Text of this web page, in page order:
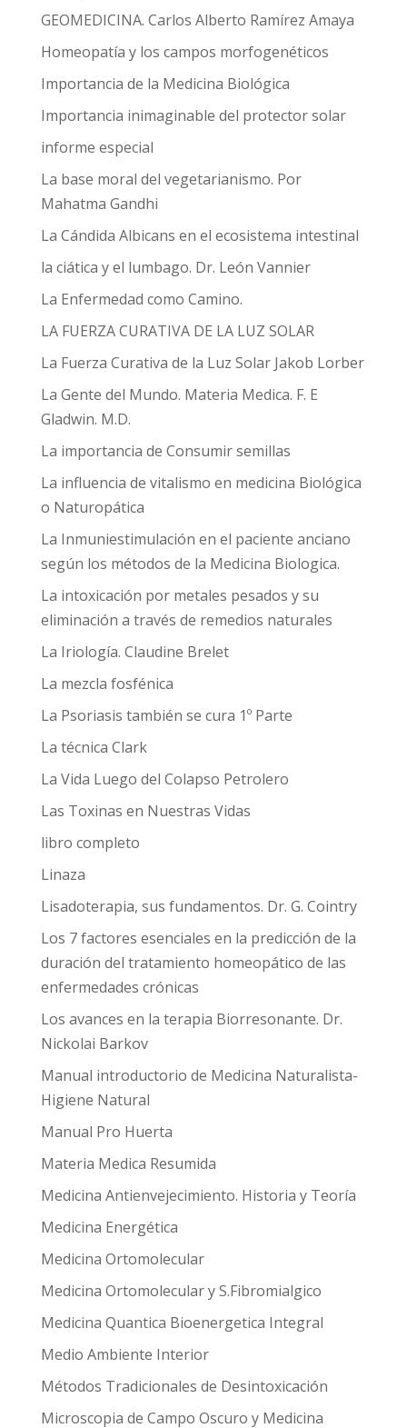
GEOMEDICINA. Carlos Alberto Ramírez Amaya
Homeopatía y los campos morfogenéticos
Importancia de la Medicina Biológica
Importancia inimaginable del protector solar
informe especial
La base moral del vegetarianismo. Por
Mahatma Gandhi
La Cándida Albicans en el ecosistema intestinal
la ciática y el lumbago. Dr. León Vannier
La Enfermedad como Camino.
LA FUERZA CURATIVA DE LA LUZ SOLAR
La Fuerza Curativa de la Luz Solar Jakob Lorber
La Gente del Mundo. Materia Medica. F. E
Gladwin. M.D.
La importancia de Consumir semillas
La influencia de vitalismo en medicina Biológica
o Naturopática
La Inmuniestimulación en el paciente anciano
según los métodos de la Medicina Biologica.
La intoxicación por metales pesados y su
eliminación a través de remedios naturales
La Iriología. Claudine Brelet
La mezcla fosfénica
La Psoriasis también se cura 1º Parte
La técnica Clark
La Vida Luego del Colapso Petrolero
Las Toxinas en Nuestras Vidas
libro completo
Linaza
Lisadoterapia, sus fundamentos. Dr. G. Cointry
Los 7 factores esenciales en la predicción de la
duración del tratamiento homeopático de las
enfermedades crónicas
Los avances en la terapia Biorresonante. Dr.
Nickolai Barkov
Manual introductorio de Medicina Naturalista-
Higiene Natural
Manual Pro Huerta
Materia Medica Resumida
Medicina Antienvejecimiento. Historia y Teoría
Medicina Energética
Medicina Ortomolecular
Medicina Ortomolecular y S.Fibromialgico
Medicina Quantica Bioenergetica Integral
Medio Ambiente Interior
Métodos Tradicionales de Desintoxicación
Microscopia de Campo Oscuro y Medicina